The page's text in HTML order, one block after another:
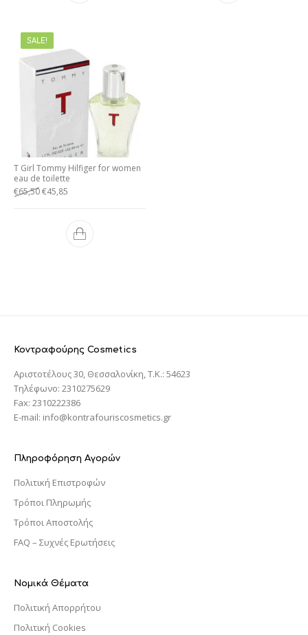
SALE!
T Girl Tommy Hilfiger for women
eau de toilette
€65,50€45,85
Κοντραφούρης Cosmetics
Αριστοτέλους 30, Θεσσαλονίκη, T.K.: 54623
Τηλέφωνο: 2310275629
Fax: 2310222386
E-mail: info@kontrafouriscosmetics.gr
Πληροφόρηση Αγορών
Πολιτική Επιστροφών
Τρόποι Πληρωμής
Τρόποι Αποστολής
FAQ – Συχνές Ερωτήσεις
Νομικά Θέματα
Πολιτική Απορρήτου
Πολιτική Cookies